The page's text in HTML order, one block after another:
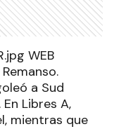
a Sud
Libres A,
mientras que